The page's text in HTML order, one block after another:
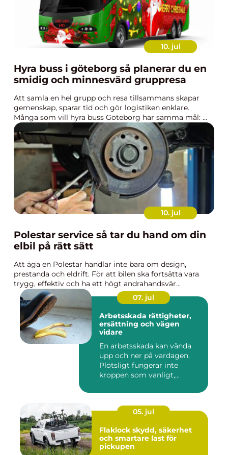
10. jul
Hyra buss i göteborg så planerar du en
smidig och minnesvärd gruppresa
Att samla en hel grupp och resa tillsammans skapar
gemenskap, sparar tid och gör logistiken enklare.
Många som vill hyra buss Göteborg har samma mål: ...
10. jul
Polestar service så tar du hand om din
elbil på rätt sätt
Att äga en Polestar handlar inte bara om design,
prestanda och eldrift. För att bilen ska fortsätta vara
trygg, effektiv och ha ett högt andrahandsvär...
07. jul
Arbetsskada rättigheter,
ersättning och vägen
vidare
En arbetsskada kan vända
upp och ner på vardagen.
Plötsligt fungerar inte
kroppen som vanligt,
05. jul
Flaklock skydd, säkerhet
och smartare last för
pickupen